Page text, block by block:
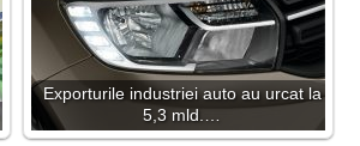
Exporturile industriei auto au urcat la
5,3 mld.…